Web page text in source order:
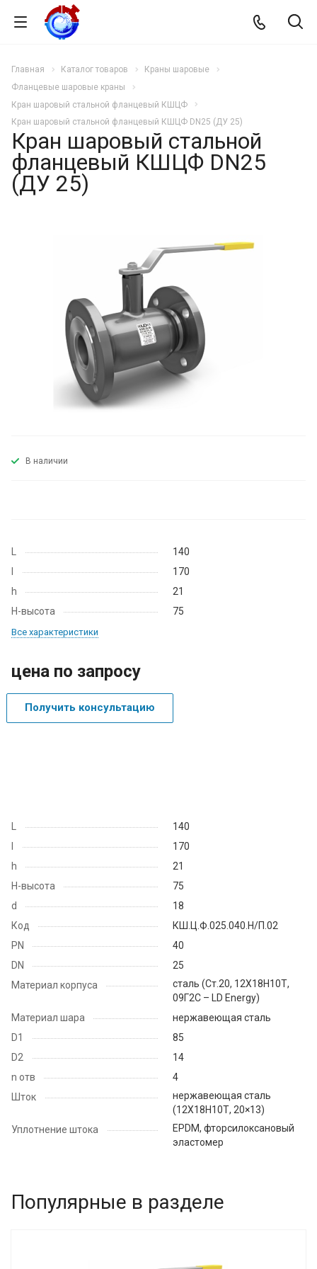
Главная Каталог товаров
Краны шаровые
Фланцевые шаровые краны
Кран шаровый стальной фланцевый КШЦФ
Кран шаровый стальной фланцевый КШЦФ DN25 (ДУ 25)
Кран шаровый стальной
фланцевый КШЦФ DN25
(ДУ 25)
В наличии
L
140
170
h
21
H-высота
75
Все характеристики
цена по запросу
Получить консультацию
L
140
170
h
21
H-высота
75
d
18
Код
КШ.Ц.Ф.025.040.Н/П.02
PN
40
DN
25
Материал корпуса
cталь (Ст.20, 12Х18Н10Т,
09Г2С – LD Energy)
Материал шара
нержавеющая сталь
D1
85
D2
14
n отв
4
Шток
нержавеющая сталь
(12Х18Н10Т, 20×13)
Уплотнение штока
EPDM, фторсилоксановый
эластомер
Популярные в разделе